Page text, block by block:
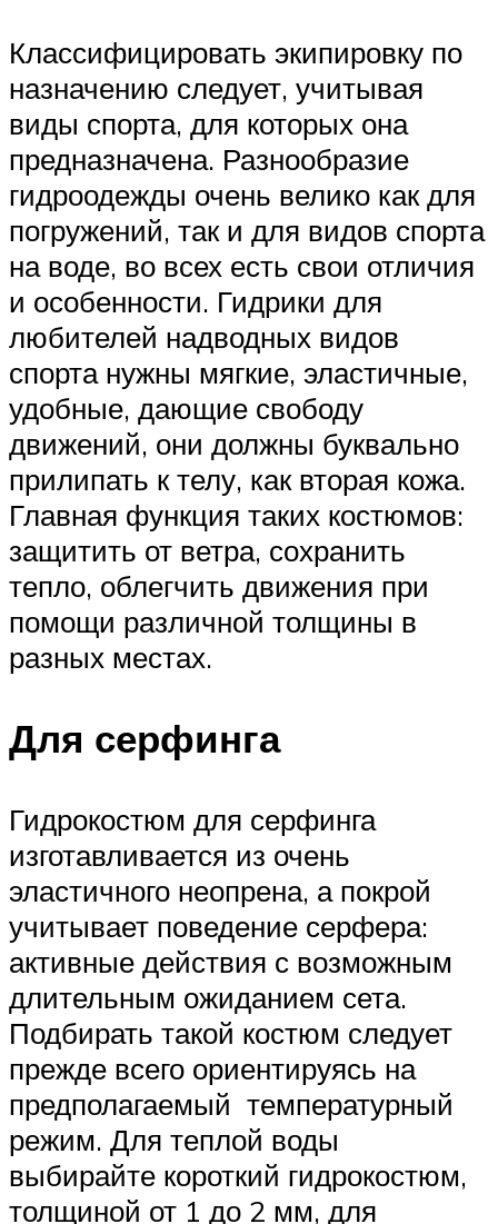
Классифицировать экипировку по
назначению следует, учитывая
виды спорта, для которых она
предназначена. Разнообразие
гидроодежды очень велико как для
погружений, так и для видов спорта
на воде, во всех есть свои отличия
и особенности. Гидрики для
любителей надводных видов
спорта нужны мягкие, эластичные,
удобные, дающие свободу
движений, они должны буквально
прилипать к телу, как вторая кожа.
Главная функция таких костюмов:
защитить от ветра, сохранить
тепло, облегчить движения при
помощи различной толщины в
разных местах.
Для серфинга
Гидрокостюм для серфинга
изготавливается из очень
эластичного неопрена, а покрой
учитывает поведение серфера:
активные действия с возможным
длительным ожиданием сета.
Подбирать такой костюм следует
прежде всего ориентируясь на
предполагаемый температурный
режим. Для теплой воды
выбирайте короткий гидрокостюм,
толщиной от 1 до 2 мм, для